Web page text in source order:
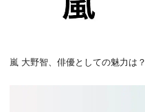
嵐 大野智、俳優としての魅力は？